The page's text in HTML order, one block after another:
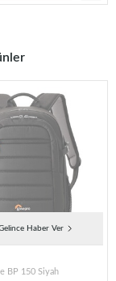
Haber Ver
BP 150 Siyah